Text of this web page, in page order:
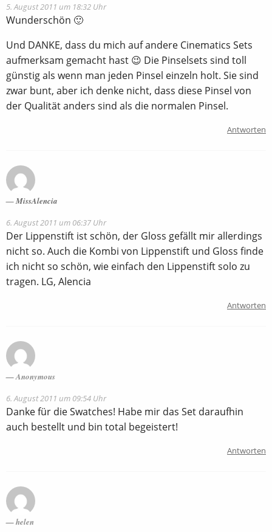
5. August 2011 um 18:32 Uhr
Wunderschön 🙂
Und DANKE, dass du mich auf andere Cinematics Sets
aufmerksam gemacht hast 😉 Die Pinselsets sind toll
günstig als wenn man jeden Pinsel einzeln holt. Sie sind
zwar bunt, aber ich denke nicht, dass diese Pinsel von
der Qualität anders sind als die normalen Pinsel.
Antworten
MissAlencia
6. August 2011 um 06:37 Uhr
Der Lippenstift ist schön, der Gloss gefällt mir allerdings
nicht so. Auch die Kombi von Lippenstift und Gloss finde
ich nicht so schön, wie einfach den Lippenstift solo zu
tragen. LG, Alencia
Antworten
Anonymous
6. August 2011 um 09:54 Uhr
Danke für die Swatches! Habe mir das Set daraufhin
auch bestellt und bin total begeistert!
Antworten
helen